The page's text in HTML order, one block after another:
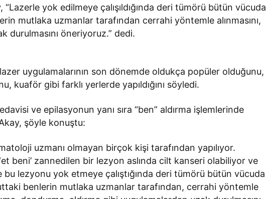
yok edilmeye çalışıldığında deri tümörü bütün vücuda
mutlaka uzmanlar tarafından cerrahi yöntemle alınmasını,
durulmasını öneriyoruz.” dedi.
uygulamalarının son dönemde oldukça popüler olduğunu,
kuaför gibi farklı yerlerde yapıldığını söyledi.
ve epilasyonun yanı sıra “ben” aldırma işlemlerinde
şöyle konuştu:
uzmanı olmayan birçok kişi tarafından yapılıyor.
beni’ zannedilen bir lezyon aslında cilt kanseri olabiliyor ve
lezyonu yok etmeye çalıştığında deri tümörü bütün vücuda
benlerin mutlaka uzmanlar tarafından, cerrahi yöntemle